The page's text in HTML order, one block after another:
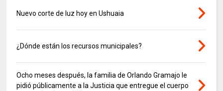
Nuevo corte de luz hoy en Ushuaia
¿Dónde están los recursos municipales?
Ocho meses después, la familia de Orlando Gramajo le
pidió públicamente a la Justicia que entregue el cuerpo